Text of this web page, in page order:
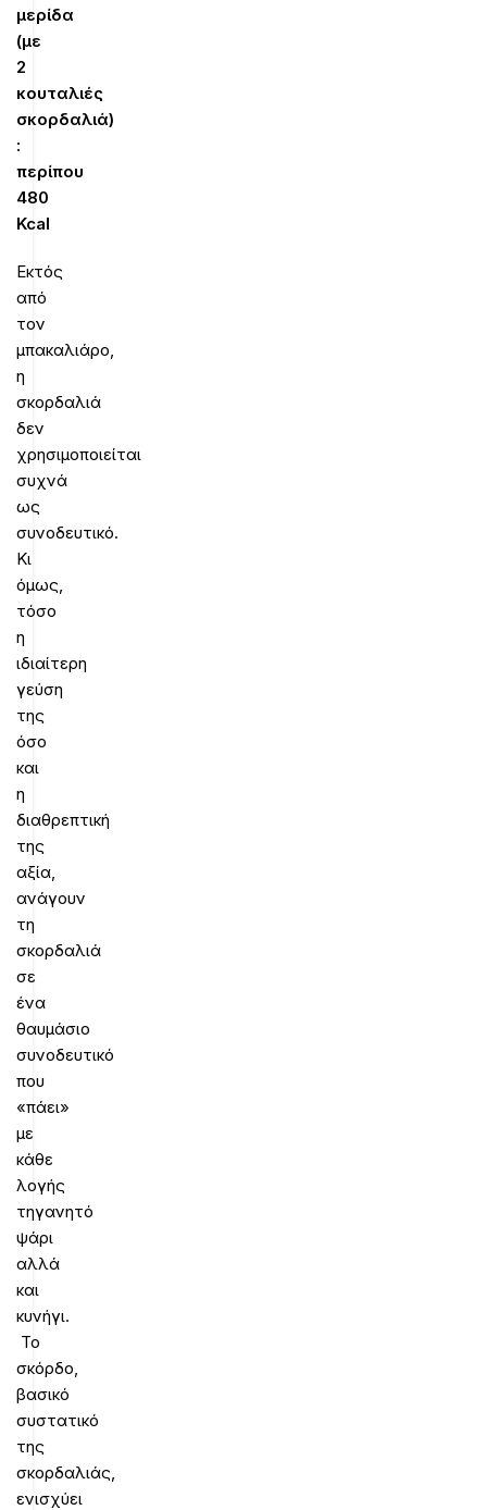
μερίδα
(με
2
κουταλιές
σκορδαλιά)
:
περίπου
480
Kcal
Εκτός
από
τον
μπακαλιάρο,
η
σκορδαλιά
δεν
χρησιμοποιείται
συχνά
ως
συνοδευτικό.
Κι
όμως,
τόσο
η
ιδιαίτερη
γεύση
της
όσο
και
η
διαθρεπτική
της
αξία,
ανάγουν
τη
σκορδαλιά
σε
ένα
θαυμάσιο
συνοδευτικό
που
«πάει»
με
κάθε
λογής
τηγανητό
ψάρι
αλλά
και
κυνήγι.
Το
σκόρδο,
βασικό
συστατικό
της
σκορδαλιάς,
ενισχύει